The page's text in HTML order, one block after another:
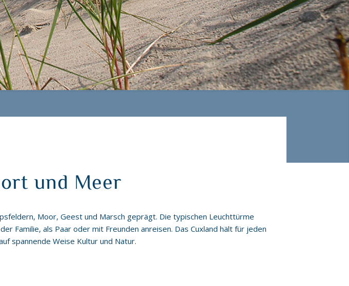
und Meer
Moor, Geest und Marsch geprägt. Die typischen Leuchttürme
Familie, als Paar oder mit Freunden anreisen. Das Cuxland hält für jeden
spannende Weise Kultur und Natur.